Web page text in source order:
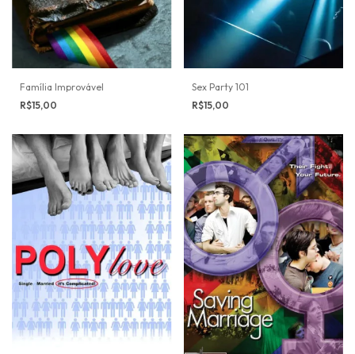
Família Improvável
R$15,00
Sex Party 101
R$15,00